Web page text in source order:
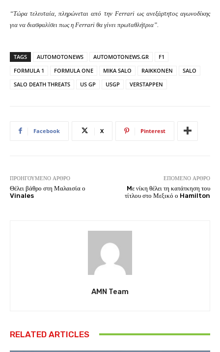
“Τώρα τελευταία, πληρώνεται από την Ferrari ως ανεξάρτητος αγωνοδίκης
για να διασφαλίσει πως η Ferrari θα γίνει πρωταθλήτρια”.
TAGS AUTOMOTONEWS AUTOMOTONEWS.GR
F1
FORMULA 1
FORMULA ONE MIKA SALO RAIKKONEN
SALO
SALO DEATH THREATS
US GP USGP VERSTAPPEN
Facebook X Pinterest
ΠΡΟΗΓΟΎΜΕΝΟ ΆΡΘΡΟ
Θέλει βάθρο στη Μαλαισία ο
Vinales
ΕΠΌΜΕΝΟ ΆΡΘΡΟ
Mε νίκη θέλει τη κατάτκηση του
τίτλου στο Μεξικό ο Hamilton
AMN Team
RELATED ARTICLES